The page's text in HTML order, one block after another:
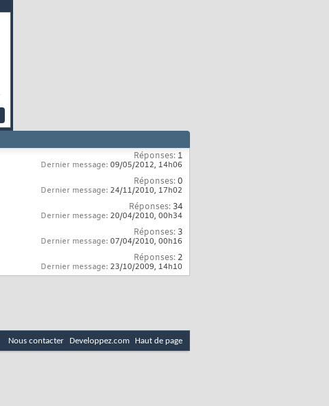
Réponses: 1
Dernier message: 09/05/2012, 14h06
Réponses:0
Dernier message: 24/11/2010, 17h02
Réponses: 34
Dernier message: 20/04/2010, 00h34
Réponses: 3
Dernier message: 07/04/2010, 00h16
Réponses: 2
Dernier message: 23/10/2009, 14h10
Nous contacter Developpez.com Haut de page